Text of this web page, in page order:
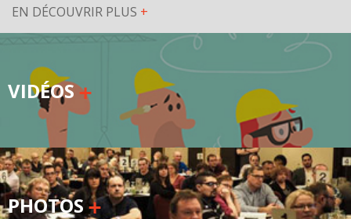
EN DÉCOUVRIR PLUS +
VIDÉOS
PHOTOS